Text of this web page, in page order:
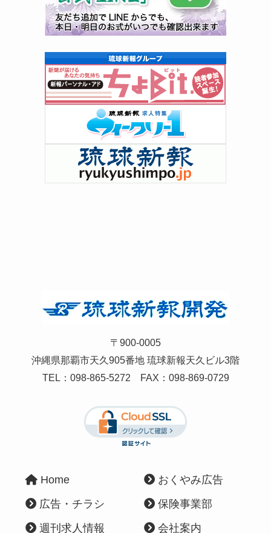
〒900-0005
沖縄県那覇市天久905番地 琉球新報天久ビル3階
TEL： 098-865-5272 FAX：098-869-0729
Home
広告・チラシ
週刊求人情報
おくやみ広告
保険事業部
会社案内